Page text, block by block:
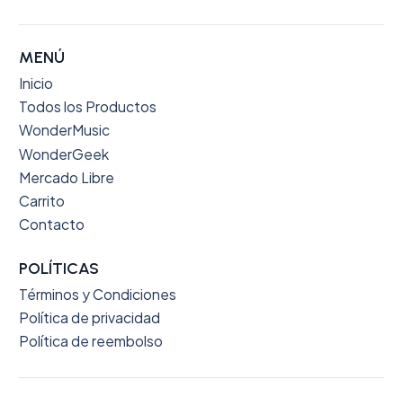
MENÚ
Inicio
Todos los Productos
WonderMusic
WonderGeek
Mercado Libre
Carrito
Contacto
POLÍTICAS
Términos y Condiciones
Política de privacidad
Política de reembolso